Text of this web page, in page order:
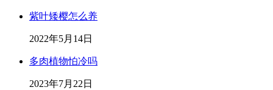
紫叶矮樱怎么养
2022年5月14日
多肉植物怕冷吗
2023年7月22日